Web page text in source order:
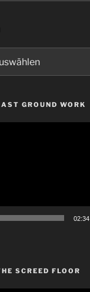
GROUND WORK
02:34
SCREED FLOOR